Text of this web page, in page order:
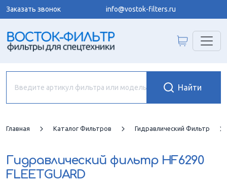
Заказать звонок info@vostok-filters.ru
Главная Каталог Фильтров Гидравлический Фильтр
Гидравлический фильтр HF6290
FLEETGUARD